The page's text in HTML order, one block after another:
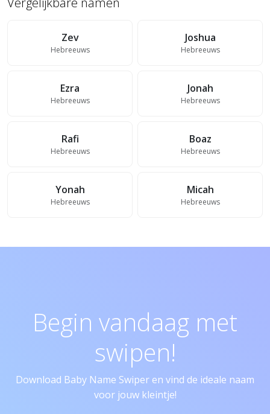
Zev
Hebreeuws
Joshua
Hebreeuws
Ezra
Hebreeuws
Jonah
Hebreeuws
Rafi
Hebreeuws
Boaz
Hebreeuws
Yonah
Hebreeuws
Micah
Hebreeuws
Begin vandaag met
swipen!
Download Baby Name Swiper en vind de ideale naam
voor jouw kleintje!